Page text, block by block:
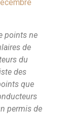
points ne
de
du
des
que
permis de